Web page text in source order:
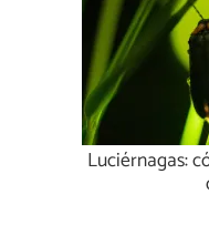
Luciérnagas: